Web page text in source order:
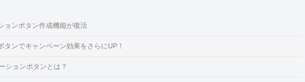
ョンボタン作成機能が復活
タンでキャンペーン効果をさらにUP！
ションボタンとは？